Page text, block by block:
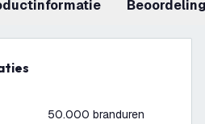
50.000 branduren